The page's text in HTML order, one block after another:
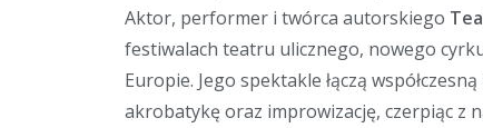
Aktor, performer i twórca autorskiego
festiwalach teatru ulicznego, nowego
Europie. Jego spektakle łączą
akrobatykę oraz improwizację, czerpiąc z